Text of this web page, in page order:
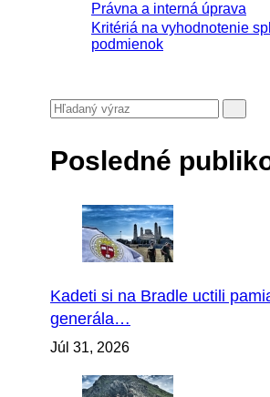
Právna a interná úprava
Kritériá na vyhodnotenie
podmienok
Posledné
Kadeti si na Bradle uctili
generála…
Júl 31, 2026